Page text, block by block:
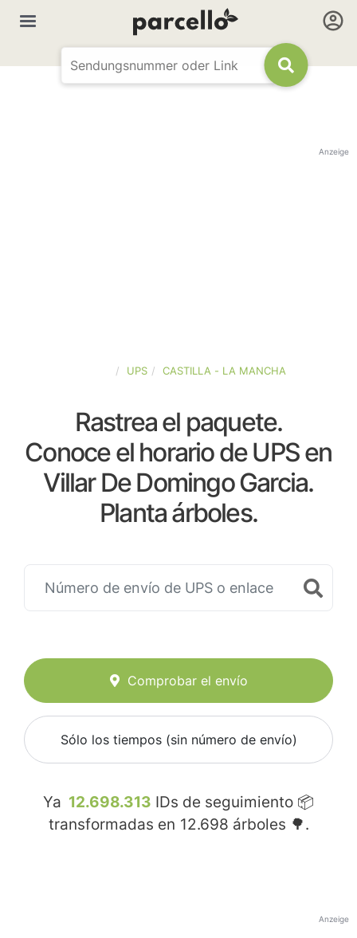
Anzeige
UPS CASTILLA - LA MANCHA
Rastrea el paquete.
Conoce el horario de UPS en
Villar De Domingo Garcia.
Planta árboles.
Comprobar el envío
Sólo los tiempos (sin número de envío)
Ya 12.698.313 IDs de seguimiento 📦
transformadas en 12.698 árboles 🌳.
Anzeige